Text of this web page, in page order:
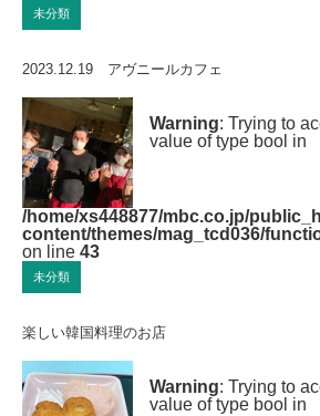
未分類
2023.12.19 アヴニールカフェ
Warning: Trying to
value of type bool in
/home/xs448877/mbc.co.jp/
content/themes/mag_tcd036/
on line 43
未分類
楽しい韓国料理のお店
Warning: Trying to
value of type bool in